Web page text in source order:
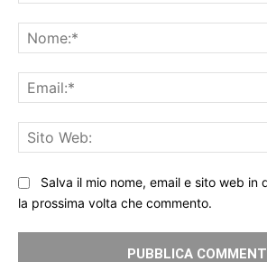
Salva il mio nome, email e sito web in
la prossima volta che commento.